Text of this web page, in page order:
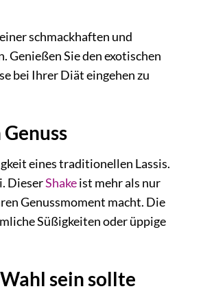
schmackhaften und
Sie den exotischen
bei Ihrer Diät eingehen zu
eines traditionellen Lassis.
DieserShakeist mehr als nur
Genussmoment macht. Die
Süßigkeiten oder üppige
sein sollte